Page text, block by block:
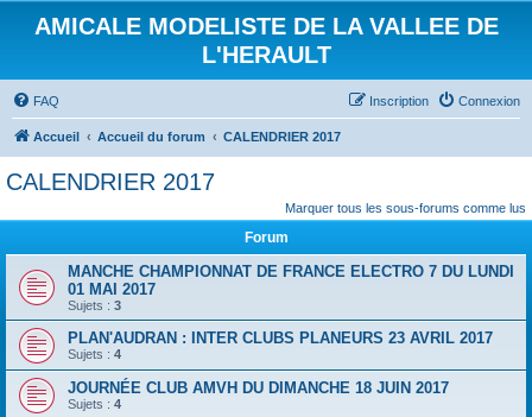
AMICALE MODELISTE DE LA VALLEE DE
L'HERAULT
FAQ Connexion
Inscription
Accueil Accueil du forum CALENDRIER 2017
CALENDRIER 2017
Marquer tous les sous-forums comme lus
Forum
MANCHE CHAMPIONNAT DE FRANCE ELECTRO 7 DU LUNDI
01 MAI 2017
Sujets : 3
PLAN'AUDRAN : INTER CLUBS PLANEURS 23 AVRIL 2017
Sujets : 4
JOURNÉE CLUB AMVH DU DIMANCHE 18 JUIN 2017
Sujets : 4